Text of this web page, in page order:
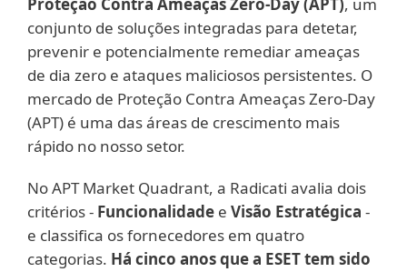
conjunto de soluções integradas para detetar,
prevenir e potencialmente remediar ameaças
de dia zero e ataques maliciosos persistentes. O
mercado de Proteção Contra Ameaças Zero-Day
(APT) é uma das áreas de crescimento mais
rápido no nosso setor.
No APT Market Quadrant, a Radicati avalia dois
critérios - Funcionalidade e Visão Estratégica -
e classifica os fornecedores em quatro
categorias. Há cinco anos que a ESET tem sido